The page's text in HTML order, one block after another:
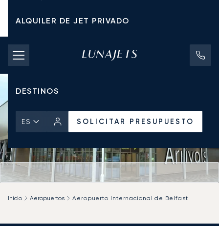
ALQUILER DE JET PRIVADO
TARIFAS DE CHÁRTER
JETS PRIVADOS
DESTINOS
ES SOLICITAR PRESUPUESTO
Inicio Aeropuertos Aeropuerto Internacional de Belfast